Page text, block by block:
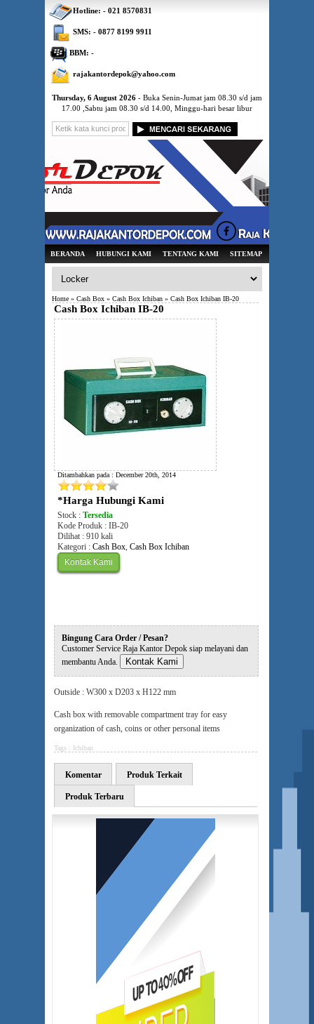
Thursday, 6 August 2026 - Buka Senin-Jumat jam 08.30 s/d jam
17.00 ,Sabtu jam 08.30 s/d 14.00, Minggu-hari besar libur
BERANDA HUBUNGI KAMI TENTANG KAMI SITEMAP
Home » Cash Box » Cash Box Ichiban » Cash Box Ichiban IB-20
Cash Box Ichiban IB-20
Ditambahkan pada : December 20th, 2014
*Harga Hubungi Kami
Stock : Tersedia
Kode Produk : IB-20
Dilihat : 910 kali
Kategori : Cash Box, Cash Box Ichiban
Kontak Kami
Bingung Cara Order / Pesan?
Customer Service Raja Kantor Depok siap melayani dan
membantu Anda.
Kontak Kami
Outside : W300 x D203 x H122 mm
Cash box with removable compartment tray for easy
organization of cash, coins or other personal items
Tags : Ichiban
Komentar Produk Terkait
Produk Terbaru
Hotline: - 021 8570831
SMS: - 0877 8199 9911
BBM: -
rajakantordepok@yahoo.com